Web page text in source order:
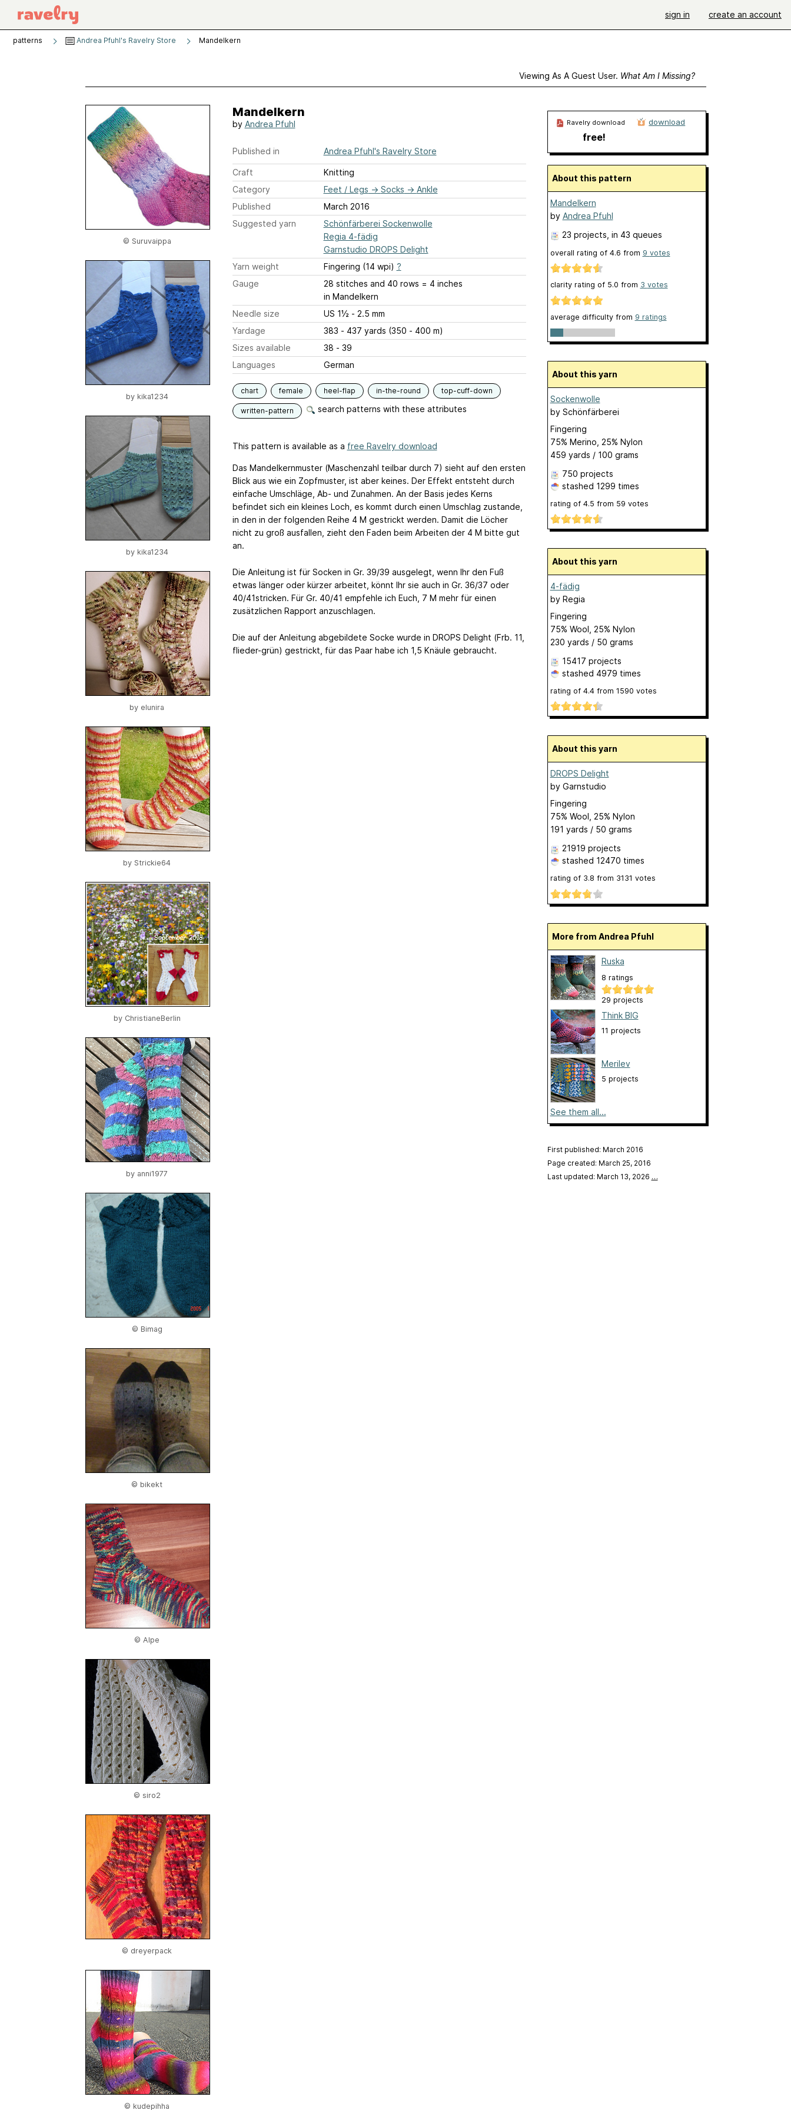
sign in create an account
patterns Andrea Pfuhl's Ravelry Store Mandelkern
Viewing As A Guest User. What Am I Missing?
© Suruvaippa
by kika1234
by kika1234
by elunira
by Strickie64
by ChristianeBerlin
by anni1977
© Bimag
© bikekt
© Alpe
© siro2
© dreyerpack
© kudepihha
Mandelkern
by Andrea Pfuhl
Published in Andrea Pfuhl's Ravelry Store
Craft
Knitting
Category
Feet / Legs → Socks → Ankle
Published
March 2016
Suggested yarn
Schönfärberei Sockenwolle
Regia 4-fädig
Garnstudio DROPS Delight
Yarn weight
Fingering (14 wpi) ?
Gauge
28 stitches and 40 rows = 4 inches
in Mandelkern
Needle size
US 1½ - 2.5 mm
Yardage
383 - 437 yards (350 - 400 m)
Sizes available
38 - 39
Languages
German
chart female heel-flap in-the-round top-cuff-down
written-pattern search patterns with these attributes
This pattern is available as a free Ravelry download
Das Mandelkernmuster (Maschenzahl teilbar durch 7) sieht auf den ersten
Blick aus wie ein Zopfmuster, ist aber keines. Der Effekt entsteht durch
einfache Umschläge, Ab- und Zunahmen. An der Basis jedes Kerns
befindet sich ein kleines Loch, es kommt durch einen Umschlag zustande,
in den in der folgenden Reihe 4 M gestrickt werden. Damit die Löcher
nicht zu groß ausfallen, zieht den Faden beim Arbeiten der 4 M bitte gut
an.
Die Anleitung ist für Socken in Gr. 39/39 ausgelegt, wenn Ihr den Fuß
etwas länger oder kürzer arbeitet, könnt Ihr sie auch in Gr. 36/37 oder
40/41stricken. Für Gr. 40/41 empfehle ich Euch, 7 M mehr für einen
zusätzlichen Rapport anzuschlagen.
Die auf der Anleitung abgebildete Socke wurde in DROPS Delight (Frb. 11,
flieder-grün) gestrickt, für das Paar habe ich 1,5 Knäule gebraucht.
Ravelry download
free!
download
About this pattern
Mandelkern
by Andrea Pfuhl
23 projects , in 43 queues
overall rating of 4.6 from 9 votes
clarity rating of 5.0 from 3 votes
average difficulty from 9 ratings
About this yarn
Sockenwolle
by Schönfärberei
Fingering
75% Merino, 25% Nylon
459 yards / 100 grams
750 projects
stashed 1299 times
rating of 4.5 from 59 votes
About this yarn
4-fädig
by Regia
Fingering
75% Wool, 25% Nylon
230 yards / 50 grams
15417 projects
stashed 4979 times
rating of 4.4from 1590 votes
About this yarn
DROPS Delight
by Garnstudio
Fingering
75% Wool, 25% Nylon
191 yards / 50 grams
21919 projects
stashed 12470 times
rating of 3.8 from 3131 votes
More from Andrea Pfuhl
Ruska
8 ratings
29 projects
Think BIG
11 projects
Merilev
5 projects
See them all...
First published: March 2016
Page created: March 25, 2016
Last updated: March 13, 2026 …